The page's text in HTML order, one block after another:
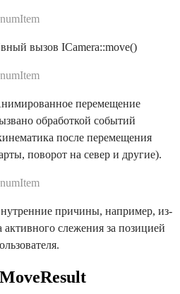
вызов ICamera::move()
перемещение
обработкой событий
после перемещения
поворот на север и другие).
причины, например, из-
активного слежения за позицией